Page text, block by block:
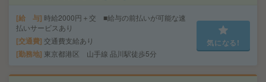
給 与 時給2000円＋交 ■給与の前払いが可能な速
払いサービスあり
交通費 交通費支給あり
勤務地 東京都港区 山手線 品川駅徒歩5分
気になる!